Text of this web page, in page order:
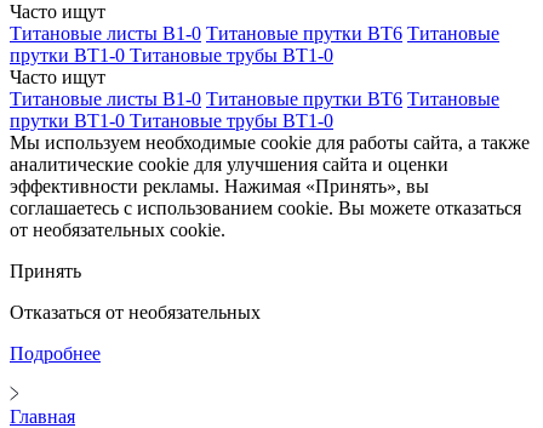
Часто ищут
Титановые листы В1-0 Титановые прутки ВТ6 Титановые
прутки ВТ1-0 Титановые трубы ВТ1-0
Часто ищут
Титановые листы В1-0 Титановые прутки ВТ6 Титановые
прутки ВТ1-0 Титановые трубы ВТ1-0
Мы используем необходимые cookie для работы сайта, а также
аналитические cookie для улучшения сайта и оценки
эффективности рекламы. Нажимая «Принять», вы
соглашаетесь с использованием cookie. Вы можете отказаться
от необязательных cookie.
Принять
Отказаться от необязательных
Подробнее
Главная